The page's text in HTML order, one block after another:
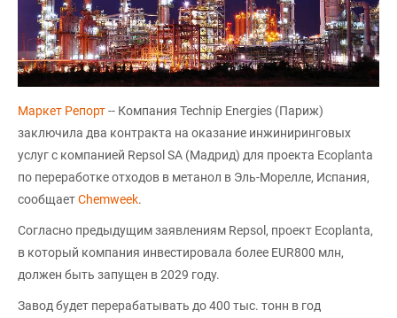
Маркет Репорт-- Компания Technip Energies (Париж)
заключила два контракта на оказание инжиниринговых
услуг с компанией Repsol SA (Мадрид) для проекта Ecoplanta
по переработке отходов в метанол в Эль-Морелле, Испания,
сообщаетChemweek.
Согласно предыдущим заявлениям Repsol, проект Ecoplanta,
в который компания инвестировала более EUR800 млн,
должен быть запущен в 2029 году.
Завод будет перерабатывать до 400 тыс. тонн в год